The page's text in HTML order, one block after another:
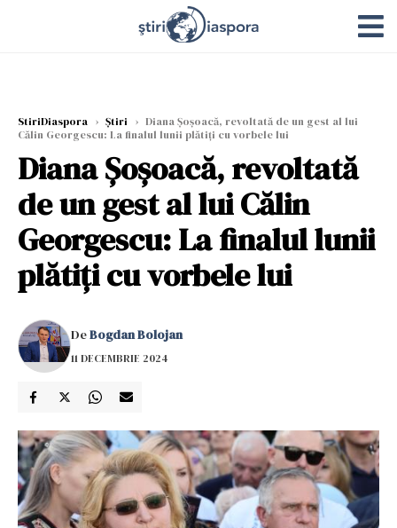
StiriDiaspora › Știri › Diana Șoșoacă, revoltată de un gest al lui
Călin Georgescu: La finalul lunii plătiți cu vorbele lui
Diana Șoșoacă, revoltată
de un gest al lui Călin
Georgescu: La finalul lunii
plătiți cu vorbele lui
DeBogdan Bolojan
11 DECEMBRIE 2024